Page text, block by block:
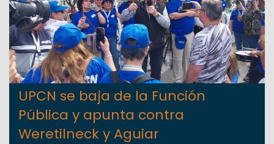
UPCN se baja de la Función
Pública y apunta contra
Weretilneck y Aguiar